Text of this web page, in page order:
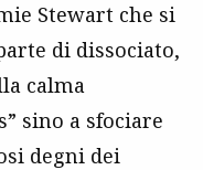
Stewart che si
di dissociato,
calma
sino a sfociare
degni dei